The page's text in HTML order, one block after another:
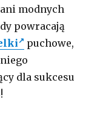
modnych
powracają
puchowe,
dla sukcesu